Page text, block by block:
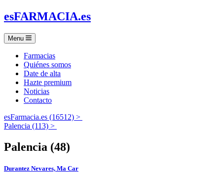
esFARMACIA.es
Menu
Farmacias
Quiénes somos
Date de alta
Hazte premium
Noticias
Contacto
esFarmacia.es (16512) >
Palencia (113) >
Palencia (48)
Durantez Nevares, Ma Car